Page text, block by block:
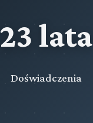
23 lata
Doświadczenia